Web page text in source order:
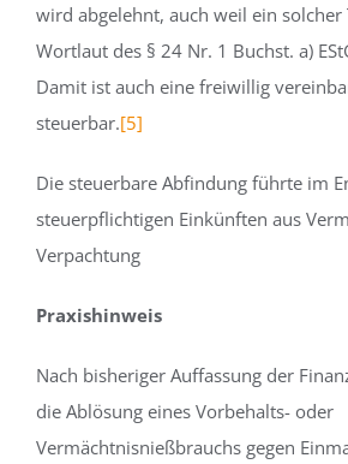
wird abgelehnt, auch weil ein solcher
Wortlaut des § 24 Nr. 1 Buchst. a)
Damit ist auch eine freiwillig
steuerbar.[5]
Die steuerbare Abfindung führte im
steuerpflichtigen Einkünften aus
Verpachtung
Praxishinweis
Nach bisheriger Auffassung der
die Ablösung eines Vorbehalts- oder
Vermächtnisnießbrauchs gegen